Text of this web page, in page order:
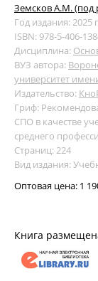
Земсков А.М. (под
Год издания: 2025
ISBN: 978-5-406-
Дисциплина:
ВУЗ автора:
университет
Издательство:
Гриф:
СПО в качестве
среднего
Страниц: 224
Вид издания:
Оптовая цена: 1
Книга